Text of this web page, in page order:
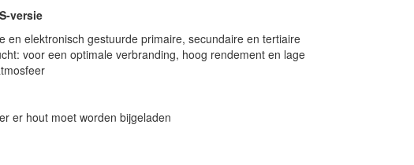
versie
en elektronisch gestuurde primaire, secundaire en tertiaire
voor een optimale verbranding, hoog rendement en lage
er hout moet worden bijgeladen